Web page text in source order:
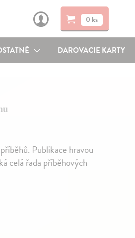
0 ks
DAROVACIE KARTY
Publikace hravou
celá řada příběhových